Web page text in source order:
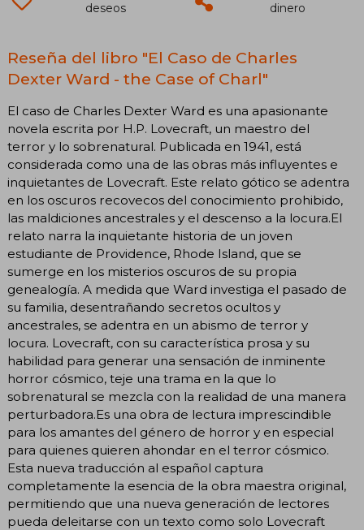
deseos
dinero
Reseña del libro "El Caso de Charles
Dexter Ward - the Case of Charl"
El caso de Charles Dexter Ward es una apasionante
novela escrita por H.P. Lovecraft, un maestro del
terror y lo sobrenatural. Publicada en 1941, está
considerada como una de las obras más influyentes e
inquietantes de Lovecraft. Este relato gótico se adentra
en los oscuros recovecos del conocimiento prohibido,
las maldiciones ancestrales y el descenso a la locura.El
relato narra la inquietante historia de un joven
estudiante de Providence, Rhode Island, que se
sumerge en los misterios oscuros de su propia
genealogía. A medida que Ward investiga el pasado de
su familia, desentrañando secretos ocultos y
ancestrales, se adentra en un abismo de terror y
locura. Lovecraft, con su característica prosa y su
habilidad para generar una sensación de inminente
horror cósmico, teje una trama en la que lo
sobrenatural se mezcla con la realidad de una manera
perturbadora.Es una obra de lectura imprescindible
para los amantes del género de horror y en especial
para quienes quieren ahondar en el terror cósmico.
Esta nueva traducción al español captura
completamente la esencia de la obra maestra original,
permitiendo que una nueva generación de lectores
pueda deleitarse con un texto como solo Lovecraft